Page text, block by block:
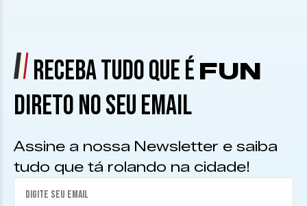
RECEBA TUDO QUE É FUN
DIRETO NO SEU EMAIL
Assine a nossa Newsletter e saiba
tudo que tá rolando na cidade!